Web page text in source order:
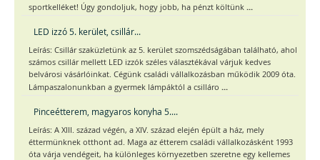
sportkelléket! Úgy gondoljuk, hogy jobb, ha pénzt költünk ...
LED izzó 5. kerület, csillár...
Leírás: Csillár szaküzletünk az 5. kerület szomszédságában található, ahol
számos csillár mellett LED izzók széles választékával várjuk kedves
belvárosi vásárlóinkat. Cégünk családi vállalkozásban működik 2009 óta.
Lámpaszalonunkban a gyermek lámpáktól a csilláro ...
Pinceétterem, magyaros konyha 5....
Leírás: A XIII. század végén, a XIV. század elején épült a ház, mely
éttermünknek otthont ad. Maga az étterem családi vállalkozásként 1993
óta várja vendégeit, ha különleges környezetben szeretne egy kellemes